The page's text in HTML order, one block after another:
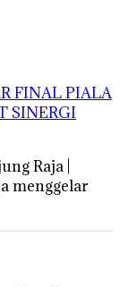
FINAL PIALA
SINERGI
Raja |
menggelar